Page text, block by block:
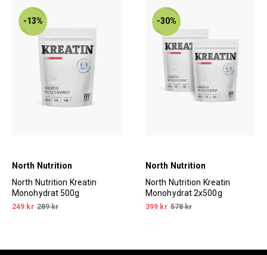
-13%
North Nutrition
North Nutrition Kreatin
Monohydrat 500g
249 kr 289 kr
-30%
North Nutrition
North Nutrition Kreatin
Monohydrat 2x500g
399 kr 578 kr